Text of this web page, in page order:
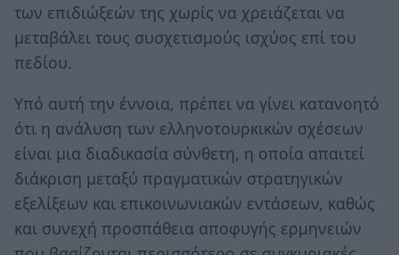
των επιδιώξεών της χωρίς να χρειάζεται να
μεταβάλει τους συσχετισμούς ισχύος επί του
πεδίου.
Υπό αυτή την έννοια, πρέπει να γίνει κατανοητό
ότι η ανάλυση των ελληνοτουρκικών σχέσεων
είναι μια διαδικασία σύνθετη, η οποία απαιτεί
διάκριση μεταξύ πραγματικών στρατηγικών
εξελίξεων και επικοινωνιακών εντάσεων, καθώς
και συνεχή προσπάθεια αποφυγής ερμηνειών